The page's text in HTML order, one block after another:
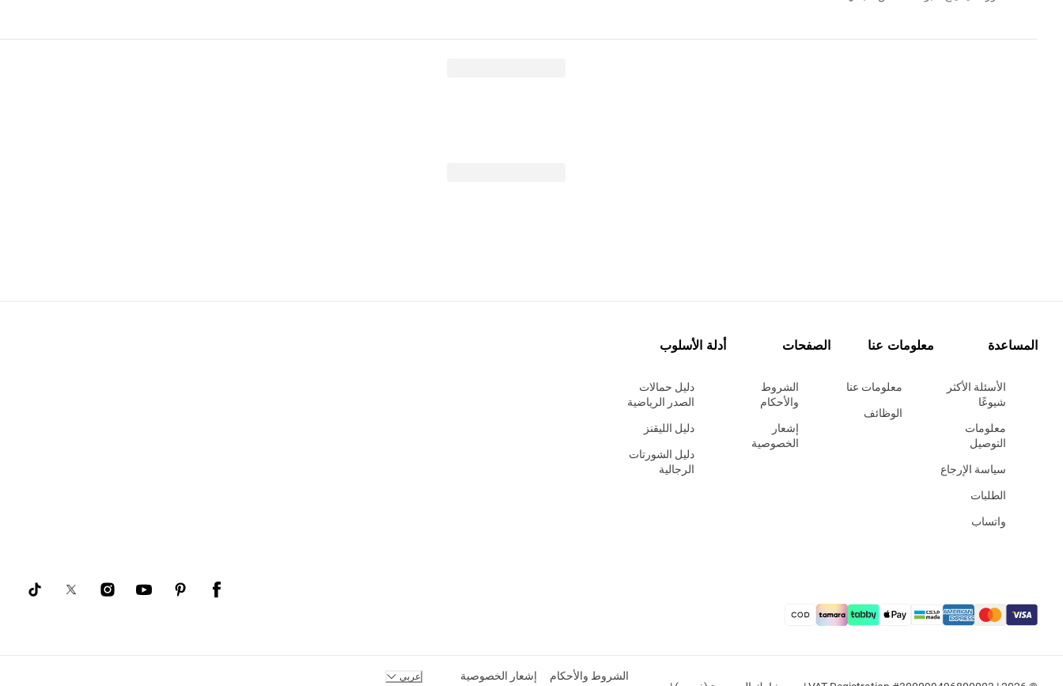
المساعدة
الأسئلة الأكثر
شيوعًا
معلومات
التوصيل
سياسة الإرجاع
الطلبات
واتساب
معلومات عنا
معلومات عنا
الوظائف
الصفحات
الشروط
والأحكام
إشعار
الخصوصية
أدلة الأسلوب
دليل حمالات
الصدر الرياضية
دليل الليقنز
دليل الشورتات
الرجالية
الشروط والأحكام إشعار الخصوصية عربي